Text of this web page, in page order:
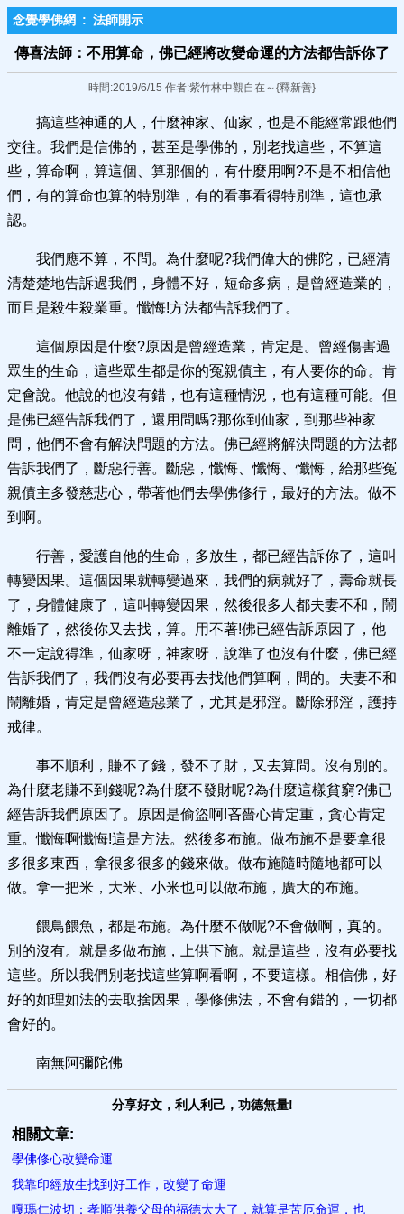
念覺學佛網 : 法師開示
傳喜法師：不用算命，佛已​經將改變命運的方法都告訴你了
時間:2019/6/15 作者:紫竹林中觀自在～{釋新善}
搞這些神通的人，什麼神家、仙家，也是不能經常跟他們
交往。我們是信佛的，甚至是學佛的，別老找這些，不算這
些，算命啊，算這個、算那個的，有什麼用啊?不是不相信他
們，有的算命也算的特別準，有的看事看得特別準，這也承
認。
我們應不算，不問。為什麼呢?我們偉大的佛陀，已經清
清楚楚地告訴過我們，身體不好，短命多病，是曾經造業的，
而且是殺生殺業重。懺悔!方法都告訴我們了。
這個原因是什麼?原因是曾經造業，肯定是。曾經傷害過
眾生的生命，這些眾生都是你的冤親債主，有人要你的命。肯
定會說。他說的也沒有錯，也有這種情況，也有這種可能。但
是佛已經告訴我們了，還用問嗎?那你到仙家，到那些神家
問，他們不會有解決問題的方法。佛已經將解決問題的方法都
告訴我們了，斷惡行善。斷惡，懺悔、懺悔、懺悔，給那些冤
親債主多發慈悲心，帶著他們去學佛修行，最好的方法。做不
到啊。
行善，愛護自他的生命，多放生，都已經告訴你了，這叫
轉變因果。這個因果就轉變過來，我們的病就好了，壽命就長
了，身體健康了，這叫轉變因果，然後很多人都夫妻不和，鬧
離婚了，然後你又去找，算。用不著!佛已經告訴原因了，他
不一定說得準，仙家呀，神家呀，說準了也沒有什麼，佛已經
告訴我們了，我們沒有必要再去找他們算啊，問的。夫妻不和
鬧離婚，肯定是曾經造惡業了，尤其是邪淫。斷除邪淫，護持
戒律。
事不順利，賺不了錢，發不了財，又去算問。沒有別的。
為什麼老賺不到錢呢?為什麼不發財呢?為什麼這樣貧窮?佛已
經告訴我們原因了。原因是偷盜啊!吝嗇心肯定重，貪心肯定
重。懺悔啊懺悔!這是方法。然後多布施。做布施不是要拿很
多很多東西，拿很多很多的錢來做。做布施隨時隨地都可以
做。拿一把米，大米、小米也可以做布施，廣大的布施。
餵鳥餵魚，都是布施。為什麼不做呢?不會做啊，真的。
別的沒有。就是多做布施，上供下施。就是這些，沒有必要找
這些。所以我們別老找這些算啊看啊，不要這樣。相信佛，好
好的如理如法的去取捨因果，學修佛法，不會有錯的，一切都
會好的。
南無阿彌陀佛
分享好文，利人利己，功德無量!
相關文章:
學佛修心改變命運
我靠印經放生找到好工作，改變了命運
嘎瑪仁波切：孝順供養父母的福德太大了，就算是苦厄命運，也